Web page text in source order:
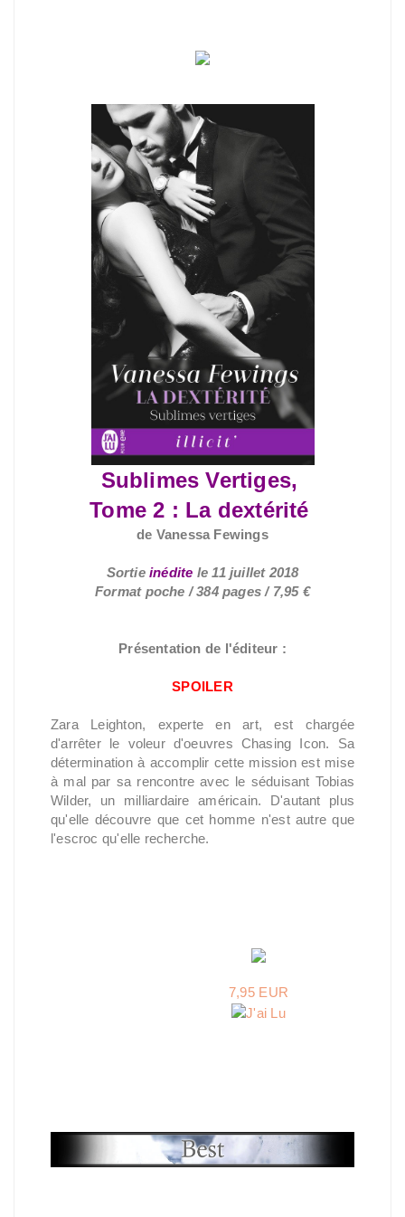
Sublimes Vertiges,
Tome 2 : La dextérité
de Vanessa Fewings
Sortie inédite le11 juillet 2018
Format poche / 384 pages / 7,95 €
Présentation de l'éditeur :
SPOILER
Zara Leighton, experte en art, est chargée
d'arrêter le voleur d'oeuvres Chasing Icon. Sa
détermination à accomplir cette mission est mise
à mal par sa rencontre avec le séduisant Tobias
Wilder, un milliardaire américain. D'autant plus
qu'elle découvre que cet homme n'est autre que
l'escroc qu'elle recherche.
7,95 EUR